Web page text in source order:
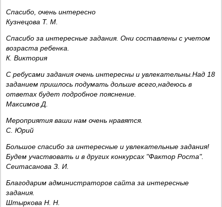
Спасибо, очень интересно
Кузнецова Т. М.
Спасибо за интересные задания. Они составлены с учетом
возраста ребенка.
К. Виктория
С ребусами задания очень интересны и увлекательны.Над 18
заданием пришлось подумать дольше всего,надеюсь в
ответах будет подробное пояснение.
Максимов Д.
Мероприятия ваши нам очень нравятся.
С. Юрий
Большое спасибо за интересные и увлекательные задания!
Будем участвовать и в других конкурсах "Фактор Роста".
Сеитасанова З. И.
Благодарим администраторов сайта за интересные
задания.
Штыркова Н. Н.